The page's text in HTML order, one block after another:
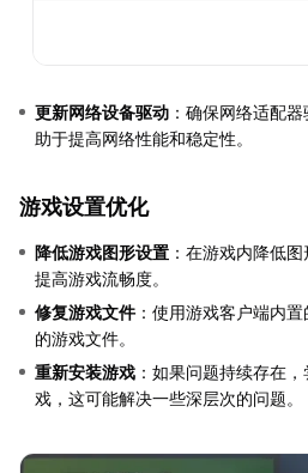
更新网络设备驱动 ：确保网络适配
助于提高网络性能和稳定性。
游戏设置优化
降低游戏图形设置 ：在游戏内降低
提高游戏流畅度。
修复游戏文件：使用游戏客户端内
的游戏文件。
重新安装游戏 ：如果问题持续存在
戏，这可能解决一些深层次的问题。